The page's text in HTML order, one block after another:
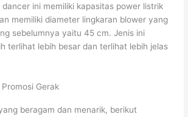
ini memiliki kapasitas power listrik
memiliki diameter lingkaran blower yang
sebelumnya yaitu 45 cm. Jenis ini
terlihat lebih besar dan terlihat lebih jelas
Gerak
beragam dan menarik, berikut